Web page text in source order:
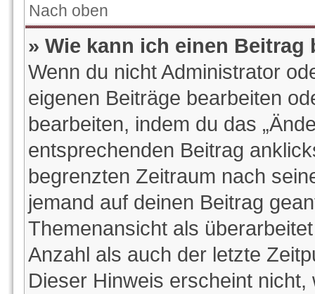
Nach oben
» Wie kann ich einen
Wenn du nicht Administrator
eigenen Beiträge bearbeiten
bearbeiten, indem du das
entsprechenden Beitrag
begrenzten Zeitraum nach
jemand auf deinen Beitrag
Themenansicht als
Anzahl als auch der letzte
Dieser Hinweis erscheint